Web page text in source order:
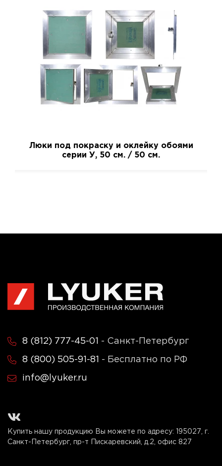
Люки под покраску и оклейку обоями
серии У, 50 см. / 50 см.
8 (812) 777-45-01 - Санкт-Петербург
8 (800) 505-91-81 - Бесплатно по РФ
info@lyuker.ru
Купить нашу продукцию Вы можете по адресу:
195027, г.
Санкт-Петербург, пр-т Пискаревский, д.2, офис 827